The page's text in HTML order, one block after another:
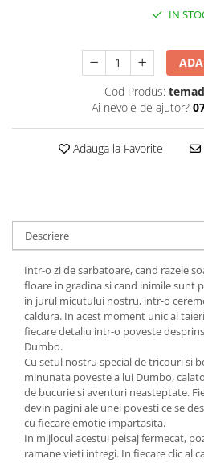
IN
Cod Produs:
Ai nevoie de ajutor?
Adauga la Favorite
Descriere
Intr-o zi de sarbatoare, cand razele
floare in gradina si cand inimile sunt
in jurul micutului nostru, intr-o
caldura. In acest moment unic al
fiecare detaliu intr-o poveste
Dumbo.
Cu setul nostru special de tricouri si
minunata poveste a lui Dumbo,
de bucurie si aventuri neasteptate.
devin pagini ale unei povesti ce se
cu fiecare emotie impartasita.
In mijlocul acestui peisaj fermecat,
ramane vieti intregi. In fiecare clic al